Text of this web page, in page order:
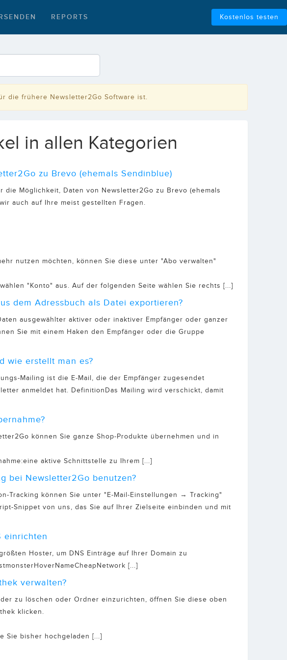
REPORTS Kostenlos testen
die frühere Newsletter2Go Software ist.
in allen Kategorien
zu Brevo (ehemals Sendinblue)
die Möglichkeit, Daten von Newsletter2Go zu Brevo (ehemals
auch auf Ihre meist gestellten Fragen.
nutzen möchten, können Sie diese unter "Abo verwalten"
"Konto" aus. Auf der folgenden Seite wählen Sie rechts [...]
dem Adressbuch als Datei exportieren?
ausgewählter aktiver oder inaktiver Empfänger oder ganzer
Sie mit einem Haken den Empfänger oder die Gruppe
wie erstellt man es?
Mailing ist die E-Mail, die der Empfänger zugesendet
anmeldet hat. DefinitionDas Mailing wird verschickt, damit
können Sie ganze Shop-Produkte übernehmen und in
aktive Schnittstelle zu Ihrem [...]
bei Newsletter2Go benutzen?
Tracking können Sie unter "E-Mail-Einstellungen → Tracking"
Snippet von uns, das Sie auf Ihrer Zielseite einbinden und mit
einrichten
Hoster, um DNS Einträge auf Ihrer Domain zu
[...]
verwalten?
zu löschen oder Ordner einzurichten, öffnen Sie diese oben
klicken.
Sie bisher hochgeladen [...]